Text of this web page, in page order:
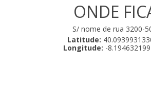
ONDE
S/ nome de rua 3200-
Latitude:
Longitude: -